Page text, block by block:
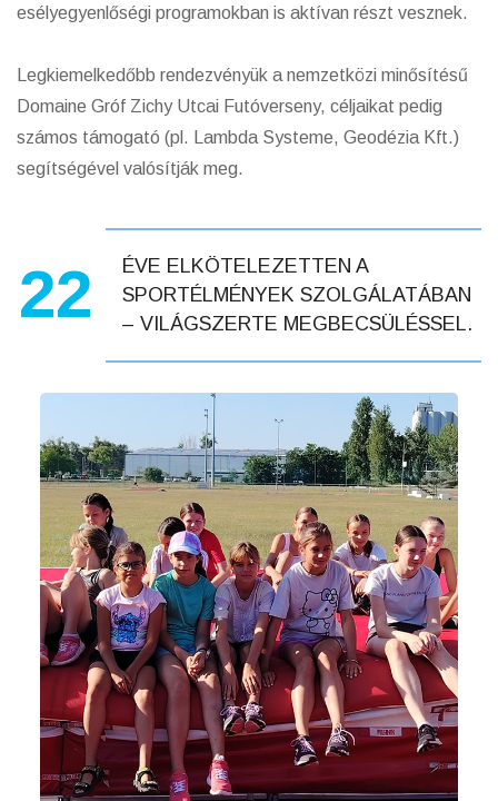
esélyegyenlőségi programokban is aktívan részt vesznek.
Legkiemelkedőbb rendezvényük a nemzetközi minősítésű
Domaine Gróf Zichy Utcai Futóverseny, céljaikat pedig
számos támogató (pl. Lambda Systeme, Geodézia Kft.)
segítségével valósítják meg.
22
ÉVE ELKÖTELEZETTEN A
SPORTÉLMÉNYEK SZOLGÁLATÁBAN
– VILÁGSZERTE MEGBECSÜLÉSSEL.